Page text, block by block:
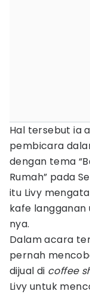
Hal tersebut ia
pembicara
dengan tema
Rumah” pada
itu Livy
kafe langganan
nya.
Dalam acara
pernah
dijual di coffee
Livy untuk